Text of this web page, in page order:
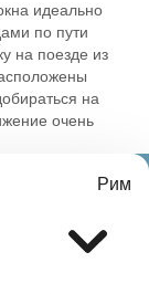
идеально
по пути
на поезде из
на
очень
Рим